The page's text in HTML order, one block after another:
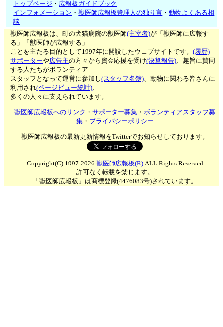
トップページ ・ 広報板ガイドブック
インフォメーション ・獣医師広報板管理人の独り言 ・動物よくある相
談
獣医師広報板は、町の犬猫病院の獣医師(主宰者)が「獣医師に広報す
る」「獣医師が広報する」
ことを主たる目的として1997年に開設したウェブサイトです。(履歴)
サポーターや広告主の方々から資金応援を受け(決算報告)、趣旨に賛同
する人たちがボランティア
スタッフとなって運営に参加し(スタッフ名簿)、動物に関わる皆さんに
利用され(ページビュー統計)、
多くの人々に支えられています。
獣医師広報板へのリンク ・サポーター募集 ・ボランティアスタッフ募
集・ プライバシーポリシー
獣医師広報板の最新更新情報をTwitterでお知らせしております。
Copyright(C) 1997-2026 獣医師広報板(R)ALL Rights Reserved
許可なく転載を禁じます。
「獣医師広報板」は商標登録(4476083号)されています。